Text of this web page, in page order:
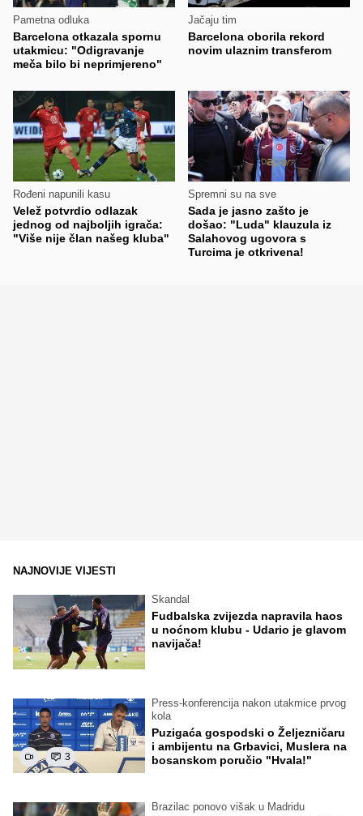
Pametna odluka
Barcelona otkazala spornu
utakmicu: "Odigravanje
meča bilo bi neprimjereno"
Jačaju tim
Barcelona oborila rekord
novim ulaznim transferom
Rođeni napunili kasu
Velež potvrdio odlazak
jednog od najboljih igrača:
"Više nije član našeg kluba"
Spremni su na sve
Sada je jasno zašto je
došao: "Luda" klauzula iz
Salahovog ugovora s
Turcima je otkrivena!
NAJNOVIJE VIJESTI
Skandal
Fudbalska zvijezda napravila haos
u noćnom klubu - Udario je glavom
navijača!
3
Press-konferencija nakon utakmice prvog
kola
Puzigaća gospodski o Željezničaru
i ambijentu na Grbavici, Muslera na
bosanskom poručio "Hvala!"
Brazilac ponovo višak u Madridu